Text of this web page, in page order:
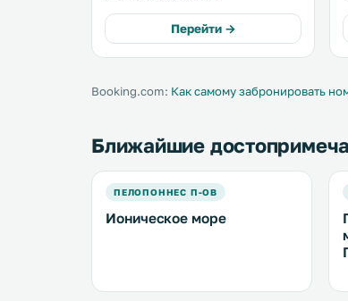
предоставляется бесплатный Wi-
Fi. В каждом номере обустроена
Перейти →
Booking.com: Как самому забронировать
Ближайшие
ПЕЛОПОННЕС П-ОВ
Ионическое море